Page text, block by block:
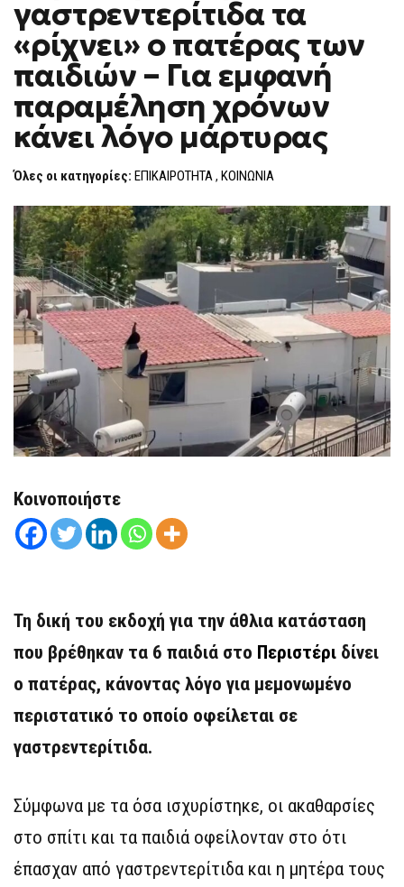
ΤΑ
«ΡΊΧΝΕΙ»
Ο
ΠΑΤΈΡΑΣ
ΤΩΝ
ΠΑΙΔΙΏΝ
ΓΙΑ
ΕΜΦΑΝΉ
ΠΑΡΑΜΈΛΗΣΗ
ΧΡΌΝΩΝ
ΛΌΓΟ
γαστρεντερίτιδα τα
«ρίχνει» ο πατέρας των
παιδιών – Για εμφανή
παραμέληση χρόνων
κάνει λόγο μάρτυρας
Όλες οι κατηγορίες: ΕΠΙΚΑΙΡΟΤΗΤΑ, ΚΟΙΝΩΝΙΑ
Κοινοποιήστε
Τη δική του εκδοχή για την άθλια κατάσταση
που βρέθηκαν τα 6 παιδιά στο Περιστέρι δίνει
ο πατέρας, κάνοντας λόγο για μεμονωμένο
περιστατικό το οποίο οφείλεται σε
γαστρεντερίτιδα.
Σύμφωνα με τα όσα ισχυρίστηκε, οι ακαθαρσίες
στο σπίτι και τα παιδιά οφείλονταν στο ότι
έπασχαν από γαστρεντερίτιδα και η μητέρα τους